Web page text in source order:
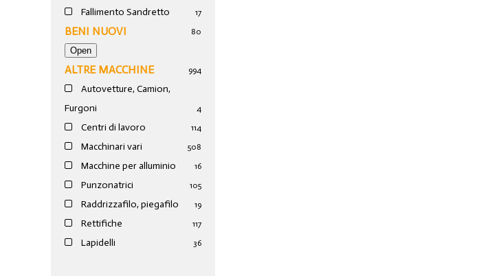
Fallimento Sandretto 17
BENI NUOVI 80
ALTRE MACCHINE 994
Autovetture, Camion,
Furgoni
4
Centri di lavoro 114
Macchinari vari 508
Macchine per alluminio 16
Punzonatrici 105
Raddrizzafilo, piegafilo 19
Rettifiche 117
Lapidelli 36